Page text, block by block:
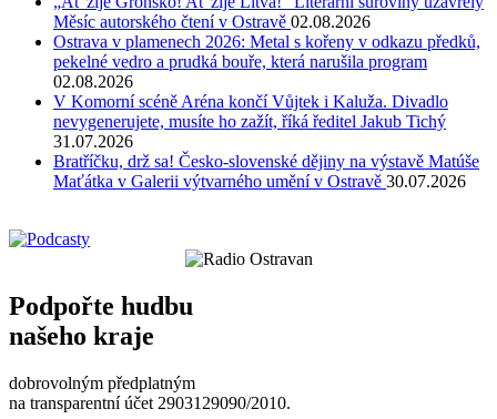
Měsíc autorského čtení v Ostravě 02.08.2026
Ostrava v plamenech 2026: Metal s kořeny v odkazu předků,
pekelné vedro a prudká bouře, která narušila program
02.08.2026
V Komorní scéně Aréna končí Vůjtek i Kaluža. Divadlo
nevygenerujete, musíte ho zažít, říká ředitel Jakub Tichý
31.07.2026
Bratříčku, drž sa! Česko-slovenské dějiny na výstavě Matúše
Maťátka v Galerii výtvarného umění v Ostravě 30.07.2026
Podpořte hudbu
našeho kraje
dobrovolným předplatným
na transparentní účet 2903129090/2010.